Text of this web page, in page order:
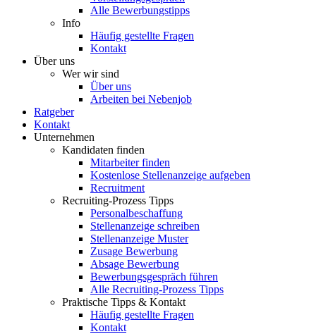
Alle Bewerbungstipps
Info
Häufig gestellte Fragen
Kontakt
Über uns
Wer wir sind
Über uns
Arbeiten bei Nebenjob
Ratgeber
Kontakt
Unternehmen
Kandidaten finden
Mitarbeiter finden
Kostenlose Stellenanzeige aufgeben
Recruitment
Recruiting-Prozess Tipps
Personalbeschaffung
Stellenanzeige schreiben
Stellenanzeige Muster
Zusage Bewerbung
Absage Bewerbung
Bewerbungsgespräch führen
Alle Recruiting-Prozess Tipps
Praktische Tipps & Kontakt
Häufig gestellte Fragen
Kontakt